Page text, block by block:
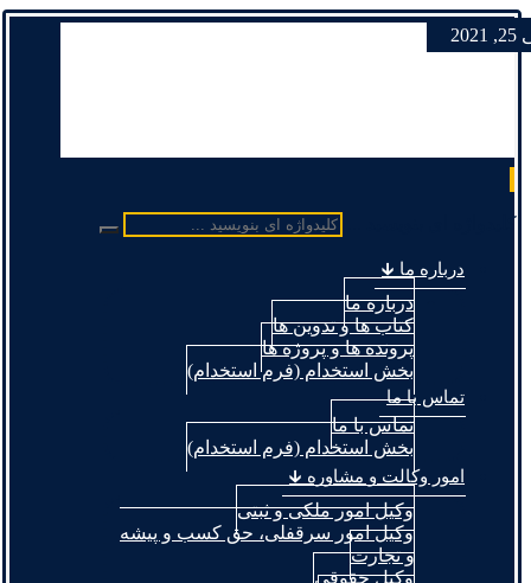
کلیدواژه ای بنویسید ...
درباره ما 🡳
درباره ما
کتاب ها و تدوین ها
پرونده ها و پروژه ها
بخش استخدام (فرم استخدام)
تماس با ما
تماس با ما
بخش استخدام (فرم استخدام)
امور وکالت و مشاوره 🡳
وکیل امور ملکی و ثبتی
وکیل امور سرقفلی، حق کسب و پیشه
و تجارت
وکیل حقوقی